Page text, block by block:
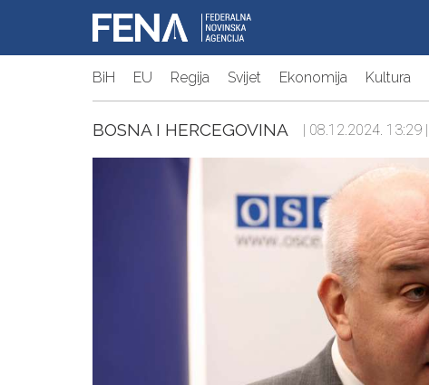
BiH EU Regija Svijet Ekonomija Kultura
BOSNA I HERCEGOVINA | 08.12.2024. 13:29 |